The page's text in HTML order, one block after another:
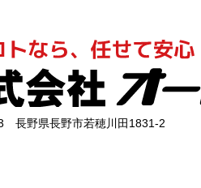
長野県長野市若穂川田1831-2